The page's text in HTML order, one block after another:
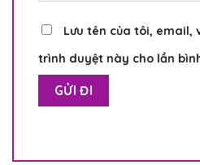
Lưu tên của tôi, email,
trình duyệt này cho lần